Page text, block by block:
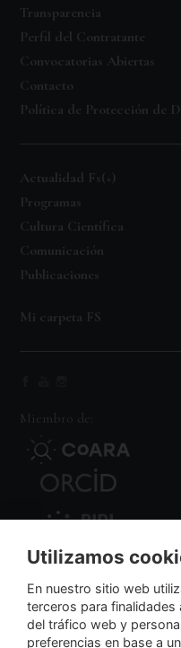
Transparencia
Perfil del Contratante
Convocatorias Abiertas
Contacto
Política de Protección de
Actualidad Fs(+)
Programas
Cultura Científica
Comunicación
Publicaciones
Mi carpeta FS
Miembro de:
Nodo Regional
NextGenerationEU
Utilizamos
En nuestro sitio web
terceros para finalidades
del tráfico web y
preferencias en base a